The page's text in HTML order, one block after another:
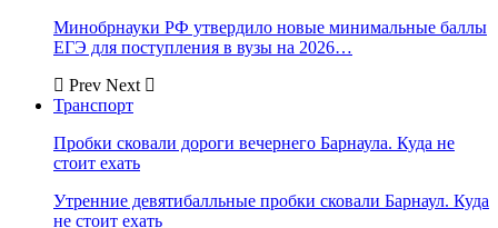
Минобрнауки РФ утвердило новые минимальные баллы
ЕГЭ для поступления в вузы на 2026…
Prev Next
Транспорт
Пробки сковали дороги вечернего Барнаула. Куда не
стоит ехать
Утренние девятибалльные пробки сковали Барнаул. Куда
не стоит ехать